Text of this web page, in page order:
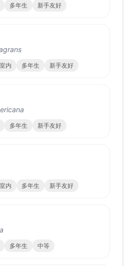
多年生 新手友好
室内 多年生 新手友好
多年生 新手友好
室内 多年生 新手友好
多年生 中等